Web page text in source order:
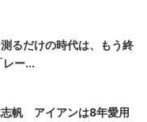
るだけの時代は、もう終
ー...
志帆 アイアンは8年愛用